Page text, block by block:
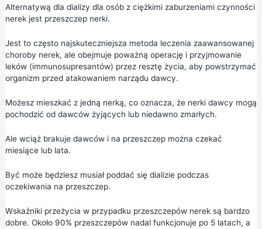
Alternatywą dla dializy dla osób z ciężkimi zaburzeniami czynności
nerek jest przeszczep nerki.
Jest to często najskuteczniejsza metoda leczenia zaawansowanej
choroby nerek, ale obejmuje poważną operację i przyjmowanie
leków (immunosupresantów) przez resztę życia, aby powstrzymać
organizm przed atakowaniem narządu dawcy.
Możesz mieszkać z jedną nerką, co oznacza, że nerki dawcy mogą
pochodzić od dawców żyjących lub niedawno zmarłych.
Ale wciąż brakuje dawców i na przeszczep można czekać
miesiące lub lata.
Być może będziesz musiał poddać się dializie podczas
oczekiwania na przeszczep.
Wskaźniki przeżycia w przypadku przeszczepów nerek są bardzo
dobre. Około 90% przeszczepów nadal funkcjonuje po 5 latach, a